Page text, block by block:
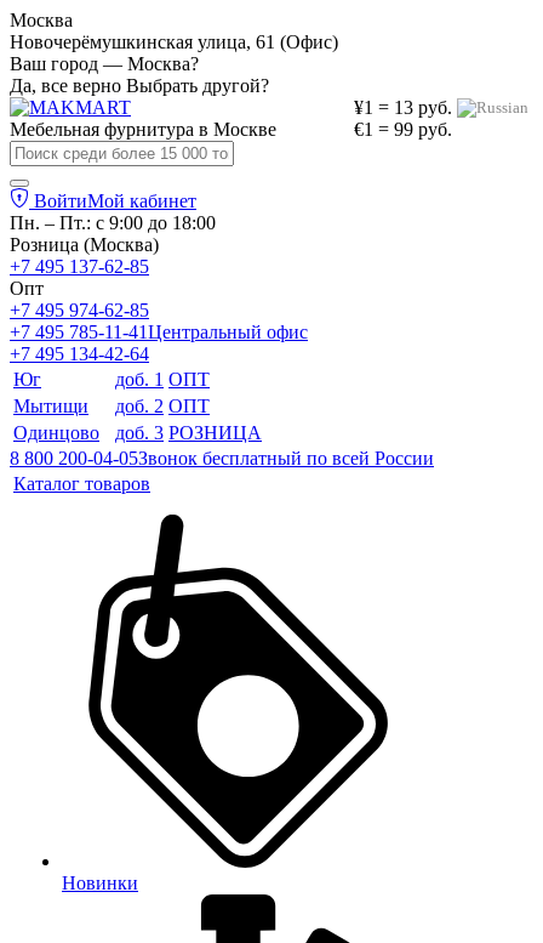
Москва
Новочерёмушкинская улица, 61 (Офис)
Ваш город — Москва?
Да, все верно Выбрать другой?
¥1 = 13 руб.
€1 = 99 руб.
Мебельная фурнитура в Москве
ВойтиМой кабинет
Пн. – Пт.: с 9:00 до 18:00
Розница (Москва)
+7 495 137-62-85
Опт
+7 495 974-62-85
+7 495 785-11-41Центральный офис
+7 495 134-42-64
Юг
доб. 1 ОПТ
Мытищи
доб. 2 ОПТ
Одинцово
доб. 3 РОЗНИЦА
8 800 200-04-05Звонок бесплатный по всей России
Каталог товаров
Новинки